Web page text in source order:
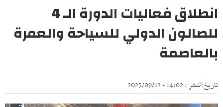
انطلاق فعاليات الدورة الـ 4
للصالون الدولي للسياحة والعمرة
بالعاصمة
تاريخ النشر : 14:02 - 2025/09/12